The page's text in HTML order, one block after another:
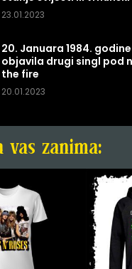
23.01.2023
20. Januara 1984. godine
objavila drugi singl pod
the fire
20.01.2023
vas zanima: